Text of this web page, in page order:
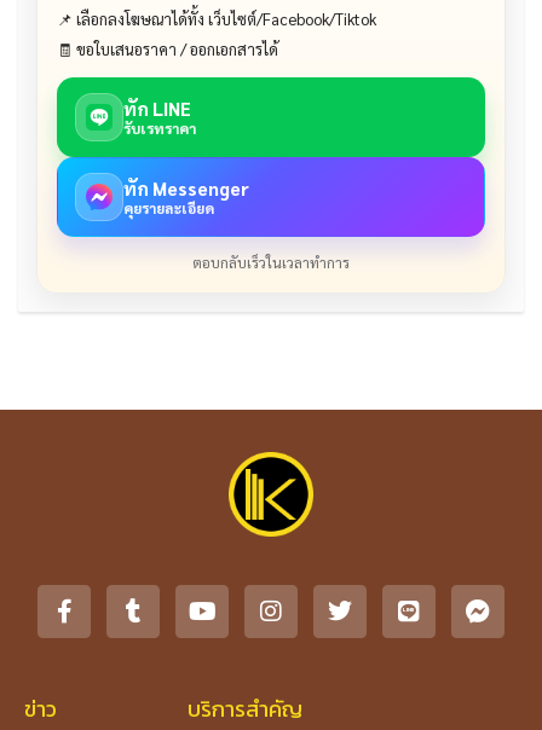
📌 เลือกลงโฆษณาได้ทั้ง เว็บไซต์/Facebook/Tiktok
🧾 ขอใบเสนอราคา / ออกเอกสารได้
ทัก LINE
รับเรทราคา
ทัก Messenger
คุยรายละเอียด
ตอบกลับเร็วในเวลาทำการ
ข่าว บริการสำคัญ